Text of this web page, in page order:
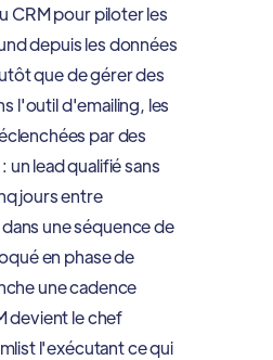
CRM pour piloter les
depuis les données
que de gérer des
l'outil d'emailing, les
par des
un lead qualifié sans
jours entre
une séquence de
en phase de
une cadence
devient le chef
l'exécutant ce qui